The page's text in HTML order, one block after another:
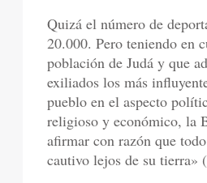
Quizá el número de
20.000. Pero teniendo en
población de Judá y que
exiliados los más
pueblo en el aspecto
religioso y económico, la
afirmar con razón que
cautivo lejos de su tierra»